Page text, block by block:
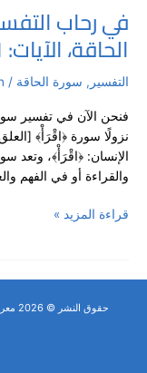
في رحاب
الحاقة، الآيات: 1-12 / الدرس 1
التفسير , سورة الحاقة /
فنحن الآن في تفسير
الإنسان: ﴿اقْرَأْ﴾، وتعد
والقراءة أو في الفهم
في
رحاب
التفسير
والتربية
–
سورة
الحاقة،
الآيات:
12
1
قراءة المزيد »
حقوق النشر © 2026 معرفة الإسلام | طور من قبل